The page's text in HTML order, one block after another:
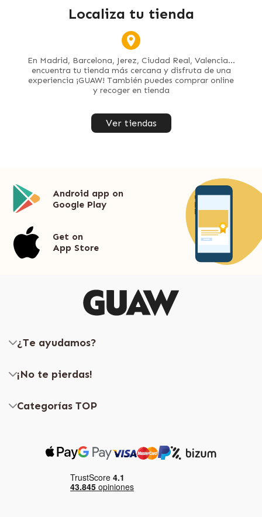
Localiza tu tienda
En Madrid, Barcelona, Jerez, Ciudad Real, Valencia...
encuentra tu tienda más cercana y disfruta de una
experiencia ¡GUAW! También puedes comprar online
y recoger en tienda
Ver tiendas
Android app on
Google Play
Get on
App Store
¿Te ayudamos?
¡No te pierdas!
Categorías TOP